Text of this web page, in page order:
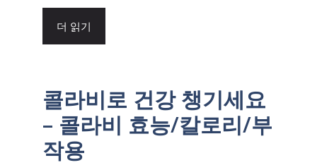
더 읽기
콜라비로 건강 챙기세요
– 콜라비 효능/칼로리/부
작용